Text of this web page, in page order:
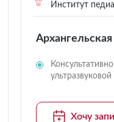
Институт
Хочу